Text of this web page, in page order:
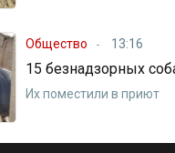
Общество 13:16
15 безнадзорных
Их поместили в приют